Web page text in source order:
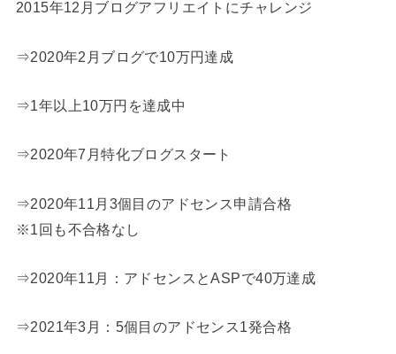
2015年12月ブログアフリエイトにチャレンジ
⇒2020年2月ブログで10万円達成
⇒1年以上10万円を達成中
⇒2020年7月特化ブログスタート
⇒2020年11月3個目のアドセンス申請合格
※1回も不合格なし
⇒2020年11月：アドセンスとASPで40万達成
⇒2021年3月：5個目のアドセンス1発合格